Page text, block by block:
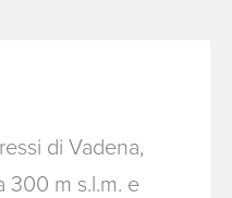
di Vadena,
300 m s.l.m. e